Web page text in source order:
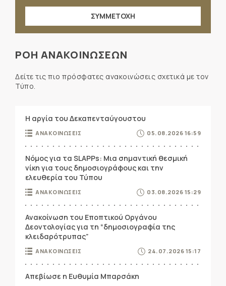
ΣΥΜΜΕΤΟΧΗ
ΡΟΗ ΑΝΑΚΟΙΝΩΣΕΩΝ
Δείτε τις πιο πρόσφατες ανακοινώσεις σχετικά με τον
Τύπο.
Η αργία του Δεκαπενταύγουστου
ΑΝΑΚΟΙΝΩΣΕΙΣ 05.08.2026 16:59
Νόμος για τα SLAPPs: Μια σημαντική θεσμική
νίκη για τους δημοσιογράφους και την
ελευθερία του Τύπου
ΑΝΑΚΟΙΝΩΣΕΙΣ 03.08.2026 15:29
Ανακοίνωση του Εποπτικού Οργάνου
Δεοντολογίας για τη “δημοσιογραφία της
κλειδαρότρυπας”
ΑΝΑΚΟΙΝΩΣΕΙΣ 24.07.2026 15:17
Απεβίωσε η Ευθυμία Μπαρσάκη